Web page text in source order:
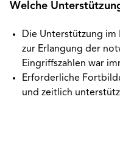
Welche
Die Unterstützung im
zur Erlangung der
Eingriffszahlen war
Erforderliche
und zeitlich